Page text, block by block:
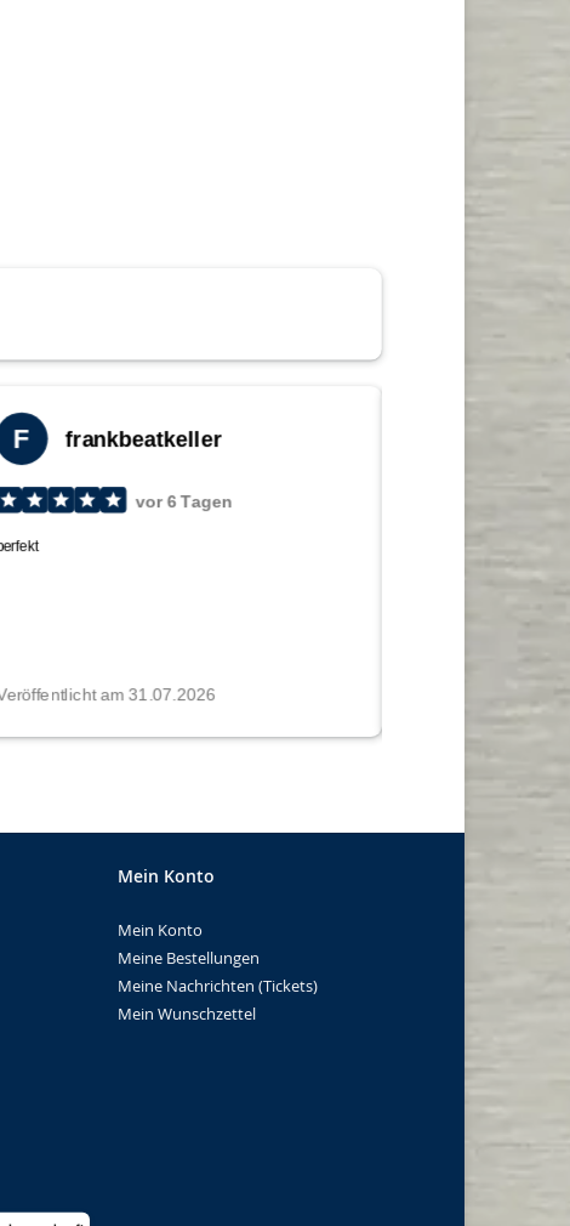
Mein Konto
Mein Konto
Meine Bestellungen
Meine Nachrichten (Tickets)
Mein Wunschzettel